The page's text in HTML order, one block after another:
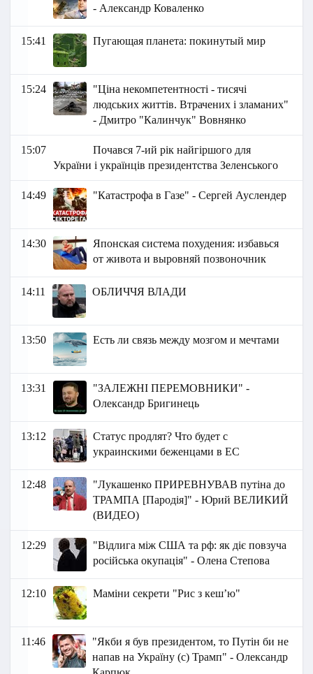
- Александр Коваленко
15:41 Пугающая планета: покинутый мир
15:24
"Ціна некомпетентності - тисячі
людських життів. Втрачених і зламаних"
- Дмитро "Калинчук" Вовнянко
15:07
Почався 7-ий рік найгіршого для
України і українців президентства Зеленського
14:49 "Катастрофа в Газе" - Сергей Ауслендер
14:30
Японская система похудения: избавься
от живота и выровняй позвоночник
14:11 ОБЛИЧЧЯ ВЛАДИ
13:50 Есть ли связь между мозгом и мечтами
13:31
"ЗАЛЕЖНІ ПЕРЕМОВНИКИ" -
Олександр Бригинець
13:12
Статус продлят? Что будет с
украинскими беженцами в ЕС
12:48
"Лукашенко ПРИРЕВНУВАВ путіна до
ТРАМПА [Пародія]" - Юрий ВЕЛИКИЙ
(ВИДЕО)
12:29
"Відлига між США та рф: як діє повзуча
російська окупація" - Олена Степова
12:10 Маміни секрети "Рис з кеш’ю"
11:46
"Якби я був президентом, то Путін би не
напав на Україну (с) Трамп" - Олександр